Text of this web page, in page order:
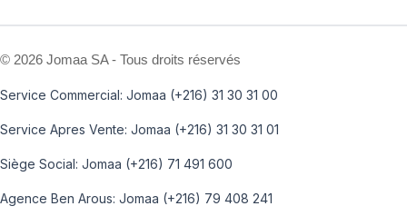
© 2026 Jomaa SA - Tous droits réservés
Service Commercial: Jomaa (+216) 31 30 31 00
Service Apres Vente: Jomaa (+216) 31 30 31 01
Siège Social: Jomaa (+216) 71 491 600
Agence Ben Arous: Jomaa (+216) 79 408 241